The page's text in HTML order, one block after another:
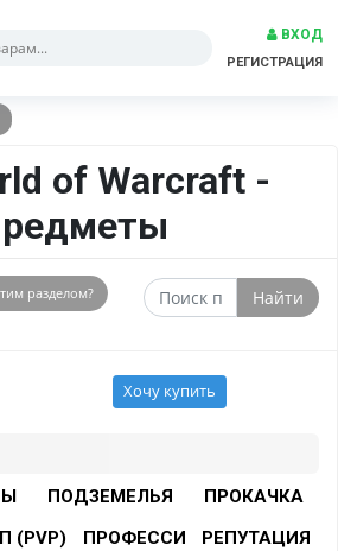
ВХОД
РЕГИСТРАЦИЯ
of Warcraft -
разделом? Найти
Хочу купить
ПОДЗЕМЕЛЬЯ
ПРОКАЧКА
(PVP) ПРОФЕССИ
РЕПУТАЦИЯ